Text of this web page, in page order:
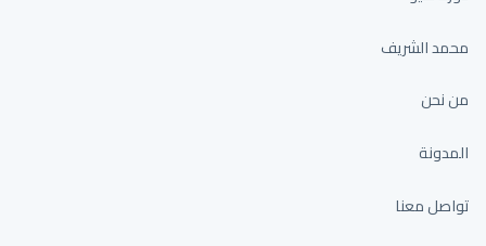
محمد الشريف
من نحن
المدونة
تواصل معنا